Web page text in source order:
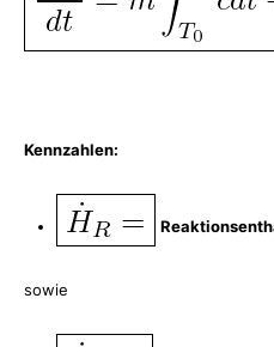
Kennzahlen:
sowie